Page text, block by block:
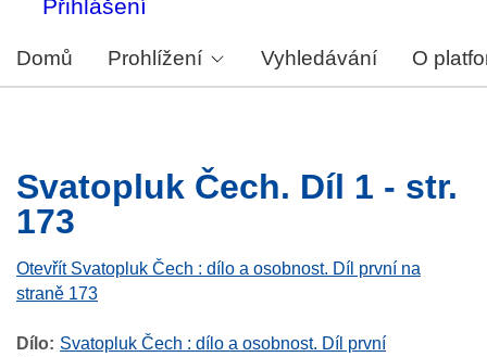
Přihlášení
Domů Prohlížení Vyhledávání O
Svatopluk Čech. Díl 1 - str.
173
Otevřít Svatopluk Čech : dílo a osobnost. Díl první na
straně 173
Dílo
Svatopluk Čech : dílo a osobnost. Díl první